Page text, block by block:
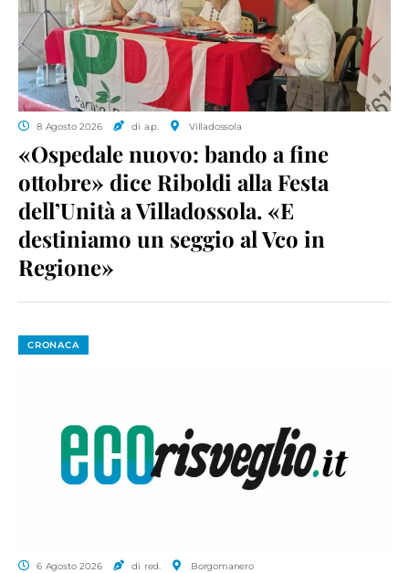
8 Agosto 2026 di a.p. Villadossola
«Ospedale nuovo: bando a fine
ottobre» dice Riboldi alla Festa
dell’Unità a Villadossola. «E
destiniamo un seggio al Vco in
Regione»
CRONACA
6 Agosto 2026 di red. Borgomanero